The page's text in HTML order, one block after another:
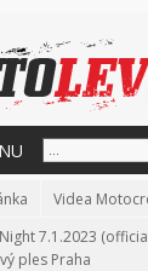
Videa
7.1.2023
ples Praha